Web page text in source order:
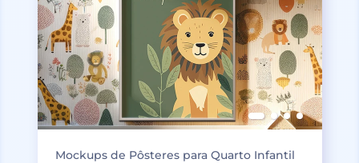
Mockups de Pôsteres para Quarto Infantil